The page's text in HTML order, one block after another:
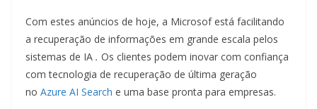
Com estes anúncios de hoje, a Microsof está facilitando
a recuperação de informações em grande escala pelos
sistemas de IA . Os clientes podem inovar com confiança
com tecnologia de recuperação de última geração
no Azure AI Search e uma base pronta para empresas.